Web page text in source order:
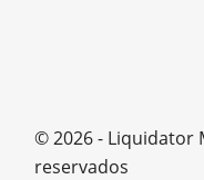
© 2026 - Liquidator
reservados